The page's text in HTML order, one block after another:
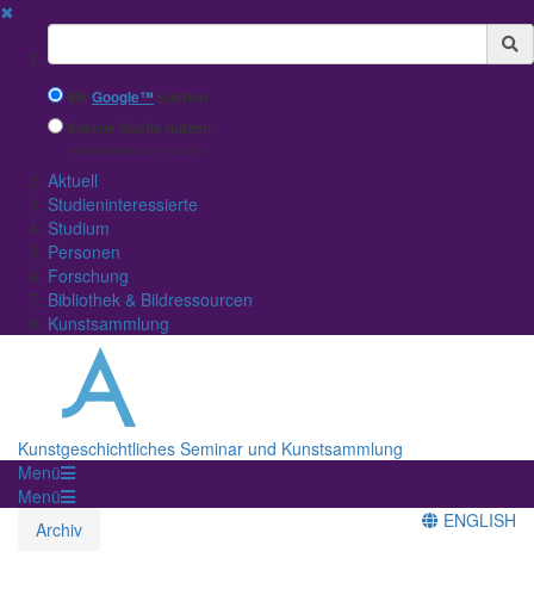
✖
Suchbegriff
MitGoogle™ suchen
Interne Suche nutzen
(eingeschränkte Ergebnisqualität)
Aktuell
Studieninteressierte
Studium
Personen
Forschung
Bibliothek & Bildressourcen
Kunstsammlung
Kunstgeschichtliches Seminar und Kunstsammlung
Menü
Menü
Archiv
ENGLISH